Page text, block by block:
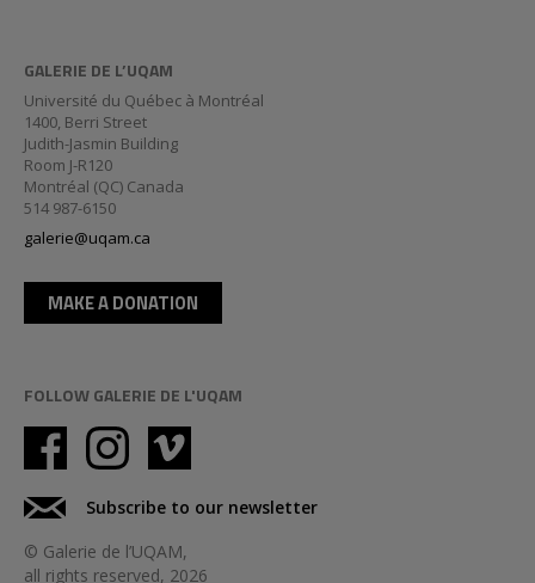
GALERIE DE L’UQAM
Université du Québec à Montréal
1400, Berri Street
Judith-Jasmin Building
Room J-R120
Montréal (QC) Canada
514 987-6150
galerie@uqam.ca
MAKE A DONATION
FOLLOW GALERIE DE L'UQAM
Subscribe to our newsletter
© Galerie de l’UQAM,
all rights reserved, 2026